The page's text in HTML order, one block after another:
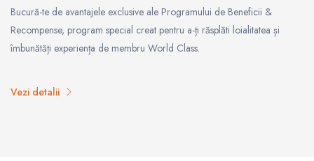
Bucură-te de avantajele exclusive ale Programului de Beneficii &
Recompense, program special creat pentru a-ți răsplăti loialitatea și
îmbunătăți experiența de membru World Class.
Vezi detalii